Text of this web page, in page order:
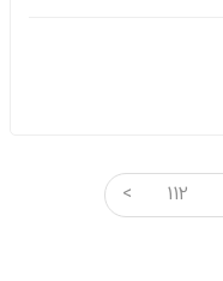
112
<